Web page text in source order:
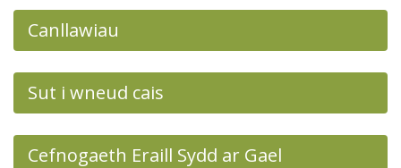
Canllawiau
Sut i wneud cais
Cefnogaeth Eraill Sydd ar Gael